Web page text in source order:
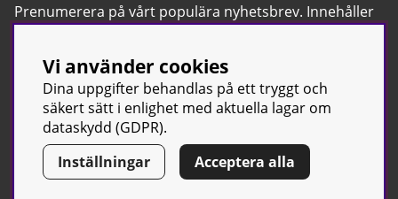
Prenumerera på vårt populära nyhetsbrev. Innehåller
tips, nyheter och våra allra bästa erbjudanden.
© Sport & Gym Butiken JTC AB | Kontakta oss| All rights reserved
| Org.nr: 556668-7058 | Tel: 0500-42 87 00
Vi använder cookies
Dina uppgifter behandlas på ett tryggt och
säkert sätt i enlighet med aktuella lagar om
dataskydd (GDPR).
Inställningar
Acceptera alla